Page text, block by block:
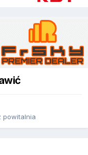
powitalnia